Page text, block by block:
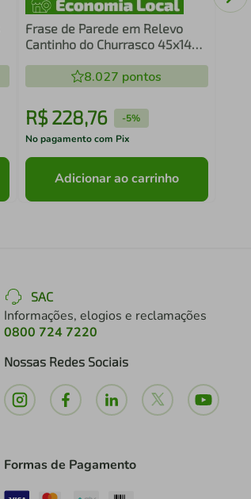
Frase de Parede em Relevo
Cantinho do Churrasco 45x14
8.027 pontos
R$ 228,76 -5%
No pagamento com Pix
Adicionar ao carrinho
SAC
Informações, elogios e reclamações
0800 724 7220
Nossas Redes Sociais
Formas de Pagamento